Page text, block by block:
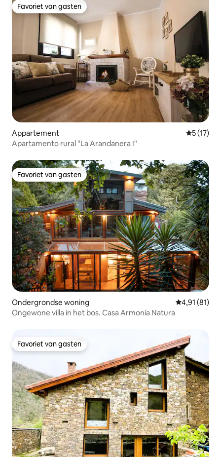
Favoriet van gasten
Favoriet van gasten
Appartement
5 (17)
Apartamento rural "La Arandanera I"
Favoriet van gasten
Favoriet van gasten
Ondergrondse woning Gemiddelde
4,91 (81)
Ongewone villa in het bos. Casa Armonía Natura
Favoriet van gasten
Favoriet van gasten